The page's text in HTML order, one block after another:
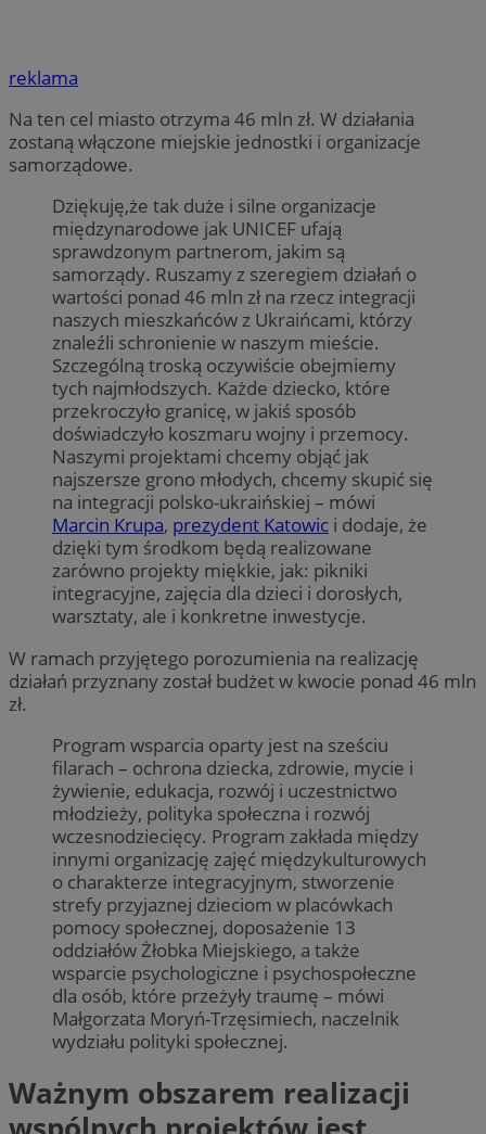
reklama
Na ten cel miasto otrzyma 46 mln zł. W działania
zostaną włączone miejskie jednostki i organizacje
samorządowe.
Dziękuję,że tak duże i silne organizacje
międzynarodowe jak UNICEF ufają
sprawdzonym partnerom, jakim są
samorządy. Ruszamy z szeregiem działań o
wartości ponad 46 mln zł na rzecz integracji
naszych mieszkańców z Ukraińcami, którzy
znaleźli schronienie w naszym mieście.
Szczególną troską oczywiście obejmiemy
tych najmłodszych. Każde dziecko, które
przekroczyło granicę, w jakiś sposób
doświadczyło koszmaru wojny i przemocy.
Naszymi projektami chcemy objąć jak
najszersze grono młodych, chcemy skupić się
na integracji polsko-ukraińskiej – mówi
Marcin Krupa, prezydent Katowic i dodaje, że
dzięki tym środkom będą realizowane
zarówno projekty miękkie, jak: pikniki
integracyjne, zajęcia dla dzieci i dorosłych,
warsztaty, ale i konkretne inwestycje.
W ramach przyjętego porozumienia na realizację
działań przyznany został budżet w kwocie ponad 46 mln
zł.
Program wsparcia oparty jest na sześciu
filarach – ochrona dziecka, zdrowie, mycie i
żywienie, edukacja, rozwój i uczestnictwo
młodzieży, polityka społeczna i rozwój
wczesnodziecięcy. Program zakłada między
innymi organizację zajęć międzykulturowych
o charakterze integracyjnym, stworzenie
strefy przyjaznej dzieciom w placówkach
pomocy społecznej, doposażenie 13
oddziałów Żłobka Miejskiego, a także
wsparcie psychologiczne i psychospołeczne
dla osób, które przeżyły traumę – mówi
Małgorzata Moryń-Trzęsimiech, naczelnik
wydziału polityki społecznej.
Ważnym obszarem realizacji